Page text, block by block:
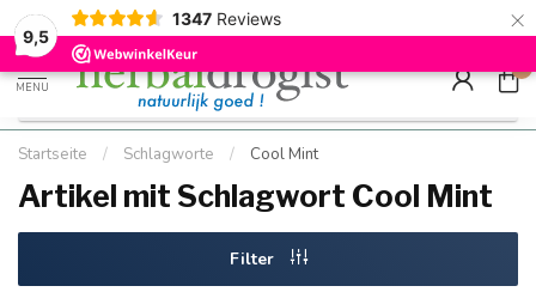
9,5
1347 Reviews ×
Kostenloser DE-Versand ab Mindestbestellwert |
Schnell geliefert
Minimum
Hızlı
MENU
0
Startseite / Schlagworte / Cool Mint
Artikel mit Schlagwort Cool Mint
Filter